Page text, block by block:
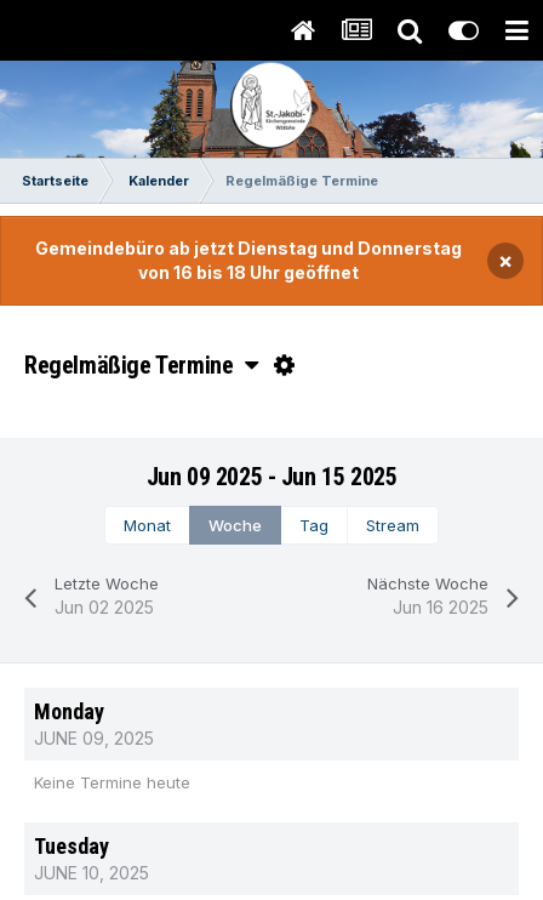
Startseite Kalender Regelmäßige Termine
Gemeindebüro ab jetzt Dienstag und Donnerstag
von 16 bis 18 Uhr geöffnet
×
Regelmäßige Termine
Letzte Woche
Jun 02 2025
Jun 09 2025 - Jun 15 2025
Monat Woche Tag Stream
Nächste Woche
Jun 16 2025
Monday
JUNE 09, 2025
Keine Termine heute
Tuesday
JUNE 10, 2025